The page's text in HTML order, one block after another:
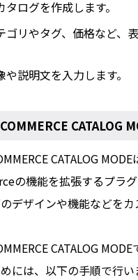
タログを作成します。
ゴリやタグ、価格など、
や説明文を入力します。
CATALOG
CATALOG MODE
の機能を拡張するプラグ
デザインや機能などを
CATALOG
には、以下の手順で行い